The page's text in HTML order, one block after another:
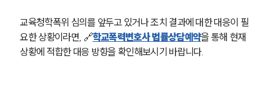
교육청학폭위 심의를 앞두고 있거나 조치 결과에 대한 대응이 필
요한 상황이라면, 🔗학교폭력변호사 법률상담예약을 통해 현재
상황에 적합한 대응 방향을 확인해보시기 바랍니다.